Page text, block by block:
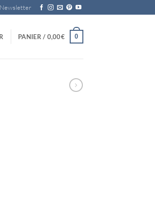
Newsletter
PANIER / 0,00€ 0